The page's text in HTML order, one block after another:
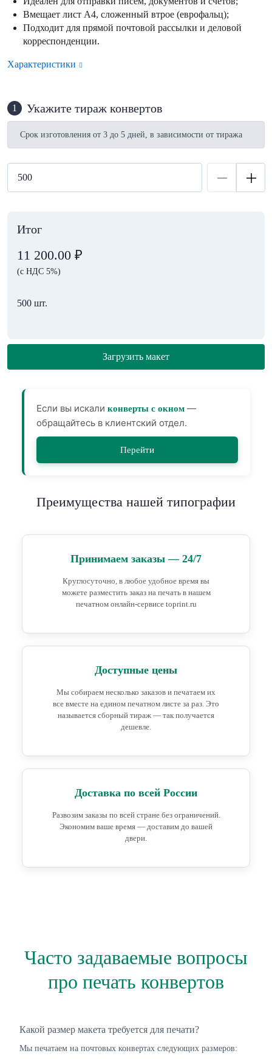
Вмещает лист А4, сложенный втрое (еврофальц);
Подходит для прямой почтовой рассылки и деловой
корреспонденции.
Характеристики
1 Укажите тираж конвертов
Срок изготовления от 3 до 5 дней, в зависимости от тиража
Итог
11 200.00 ₽
(с НДС 5%)
500 шт.
Загрузить макет
Если вы искали конверты с окном —
обращайтесь в клиентский отдел.
Перейти
Преимущества нашей типографии
Принимаем заказы — 24/7
Круглосуточно, в любое удобное время вы
можете разместить заказ на печать в нашем
печатном онлайн-сервисе toprint.ru
Доступные цены
Мы собираем несколько заказов и печатаем их
все вместе на едином печатном листе за раз. Это
называется сборный тираж — так получается
дешевле.
Доставка по всей России
Развозим заказы по всей стране без ограничений.
Экономим ваше время — доставим до вашей
двери.
Часто задаваемые вопросы
про печать конвертов
Какой размер макета требуется для печати?
Мы печатаем на почтовых конвертах следующих размеров: